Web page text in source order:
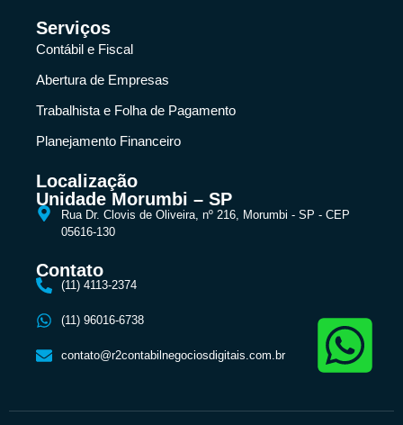
Serviços
Contábil e Fiscal
Abertura de Empresas
Trabalhista e Folha de Pagamento
Planejamento Financeiro
Localização
Unidade Morumbi – SP
Rua Dr. Clovis de Oliveira, nº 216, Morumbi - SP - CEP
05616-130
Contato
(11) 4113-2374
(11) 96016-6738
contato@r2contabilnegociosdigitais.com.br